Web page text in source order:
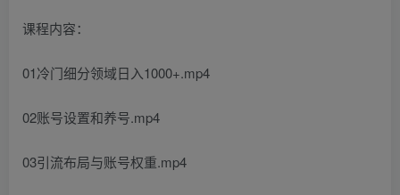
课程内容：
01冷门细分领域日入1000+.mp4
02账号设置和养号.mp4
03引流布局与账号权重.mp4